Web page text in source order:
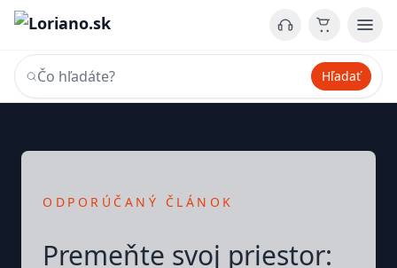
Hľadať
ODPORÚČANÝ ČLÁNOK
Premeňte svoj priestor: